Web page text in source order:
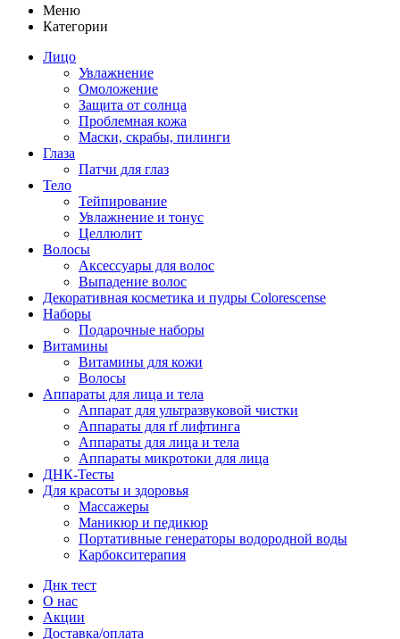
Меню
Категории
Лицо
Увлажнение
Омоложение
Защита от солнца
Проблемная кожа
Маски, скрабы, пилинги
Глаза
Патчи для глаз
Тело
Тейпирование
Увлажнение и тонус
Целлюлит
Волосы
Аксессуары для волос
Выпадение волос
Декоративная косметика и пудры Colorescense
Наборы
Подарочные наборы
Витамины
Витамины для кожи
Волосы
Аппараты для лица и тела
Аппарат для ультразвуковой чистки
Аппараты для rf лифтинга
Аппараты для лица и тела
Аппараты микротоки для лица
ДНК-Тесты
Для красоты и здоровья
Массажеры
Маникюр и педикюр
Портативные генераторы водородной воды
Карбокситерапия
Днк тест
О нас
Акции
Доставка/оплата